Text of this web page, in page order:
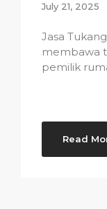
July 21, 2025
Jasa
membawa
pemilik
Read